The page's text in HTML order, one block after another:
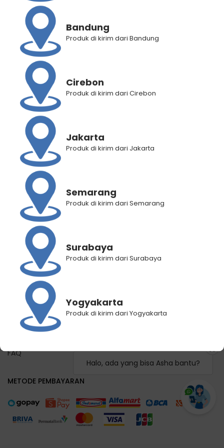
Halo, ada yang bisa Asha bantu?
BANTUAN
Panduan Pembelian
Panduan Registrasi
Panduan Pemilihan Cabang Pengiriman
Panduan Lacak Pengiriman
Lacak Pengiriman
Hubungi Kami
KEBIJAKAN KAMI
Syarat dan Ketentuan
FAQ
METODE PEMBAYARAN
Bandung
Produk di kirim dari Bandung
Cirebon
Produk di kirim dari Cirebon
Jakarta
Produk di kirim dari Jakarta
Semarang
Produk di kirim dari Semarang
Surabaya
Produk di kirim dari Surabaya
Yogyakarta
Produk di kirim dari Yogyakarta